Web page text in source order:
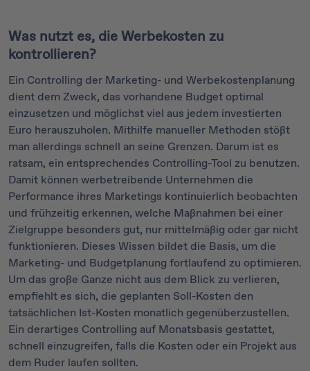
Was nutzt es, die Werbekosten zu
kontrollieren?
Ein Controlling der Marketing- und Werbekostenplanung
dient dem Zweck, das vorhandene Budget optimal
einzusetzen und möglichst viel aus jedem investierten
Euro herauszuholen. Mithilfe manueller Methoden stößt
man allerdings schnell an seine Grenzen. Darum ist es
ratsam, ein entsprechendes Controlling-Tool zu benutzen.
Damit können werbetreibende Unternehmen die
Performance ihres Marketings kontinuierlich beobachten
und frühzeitig erkennen, welche Maßnahmen bei einer
Zielgruppe besonders gut, nur mittelmäßig oder gar nicht
funktionieren. Dieses Wissen bildet die Basis, um die
Marketing- und Budgetplanung fortlaufend zu optimieren.
Um das große Ganze nicht aus dem Blick zu verlieren,
empfiehlt es sich, die geplanten Soll-Kosten den
tatsächlichen Ist-Kosten monatlich gegenüberzustellen.
Ein derartiges Controlling auf Monatsbasis gestattet,
schnell einzugreifen, falls die Kosten oder ein Projekt aus
dem Ruder laufen sollten.